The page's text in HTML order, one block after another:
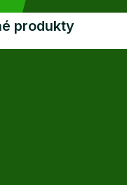
produkty